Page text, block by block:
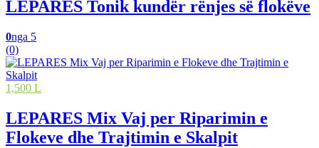
LEPARES Tonik kundër rënjes së flokëve
0nga 5
(0)
1,500 L
LEPARES Mix Vaj per Riparimin e
Flokeve dhe Trajtimin e Skalpit